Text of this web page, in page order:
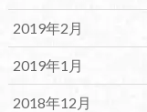
2019年2月
2019年1月
2018年12月